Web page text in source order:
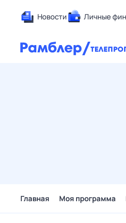
Новости Личные
Главная Моя программа